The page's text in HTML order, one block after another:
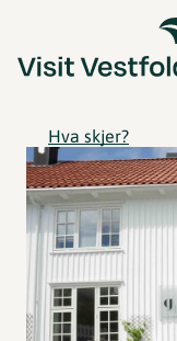
Hva skjer?